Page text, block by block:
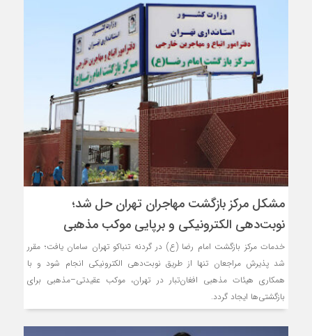
مشکل مرکز بازگشت مهاجران تهران حل شد؛
نوبت‌دهی الکترونیکی و برپایی موکب مذهبی
خدمات مرکز بازگشت امام رضا (ع) در گردنه تنباکو تهران سامان یافت؛ مقرر
شد پذیرش مراجعان تنها از طریق نوبت‌دهی الکترونیکی انجام شود و با
همکاری هیئات مذهبی افغان‌تبار در تهران، موکب عقیدتی‌–مذهبی برای
بازگشتی‌ها ایجاد گردد.